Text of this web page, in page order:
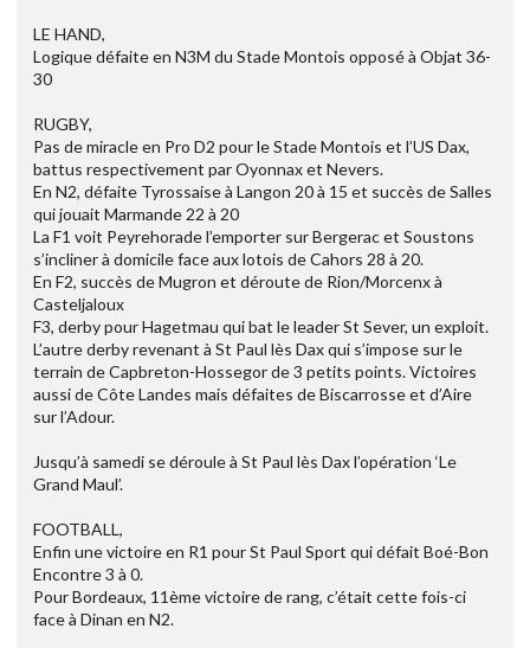
LE HAND,
Logique défaite en N3M du Stade Montois opposé à Objat 36-
30
RUGBY,
Pas de miracle en Pro D2 pour le Stade Montois et l’US Dax,
battus respectivement par Oyonnax et Nevers.
En N2, défaite Tyrossaise à Langon 20 à 15 et succès de Salles
qui jouait Marmande 22 à 20
La F1 voit Peyrehorade l’emporter sur Bergerac et Soustons
s’incliner à domicile face aux lotois de Cahors 28 à 20.
En F2, succès de Mugron et déroute de Rion/Morcenx à
Casteljaloux
F3, derby pour Hagetmau qui bat le leader St Sever, un exploit.
L’autre derby revenant à St Paul lès Dax qui s’impose sur le
terrain de Capbreton-Hossegor de 3 petits points. Victoires
aussi de Côte Landes mais défaites de Biscarrosse et d’Aire
sur l’Adour.
Jusqu’à samedi se déroule à St Paul lès Dax l’opération ‘Le
Grand Maul’.
FOOTBALL,
Enfin une victoire en R1 pour St Paul Sport qui défait Boé-Bon
Encontre 3 à 0.
Pour Bordeaux, 11ème victoire de rang, c’était cette fois-ci
face à Dinan en N2.